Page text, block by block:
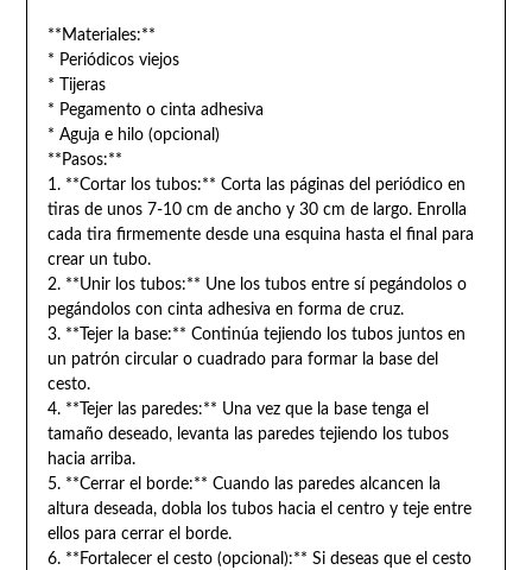
**Materiales:**
* Periódicos viejos
* Tijeras
* Pegamento o cinta adhesiva
* Aguja e hilo (opcional)
**Pasos:**
1. **Cortar los tubos:** Corta las páginas del periódico en
tiras de unos 7-10 cm de ancho y 30 cm de largo. Enrolla
cada tira firmemente desde una esquina hasta el final para
crear un tubo.
2. **Unir los tubos:** Une los tubos entre sí pegándolos o
pegándolos con cinta adhesiva en forma de cruz.
3. **Tejer la base:** Continúa tejiendo los tubos juntos en
un patrón circular o cuadrado para formar la base del
cesto.
4. **Tejer las paredes:** Una vez que la base tenga el
tamaño deseado, levanta las paredes tejiendo los tubos
hacia arriba.
5. **Cerrar el borde:** Cuando las paredes alcancen la
altura deseada, dobla los tubos hacia el centro y teje entre
ellos para cerrar el borde.
6. **Fortalecer el cesto (opcional):** Si deseas que el cesto